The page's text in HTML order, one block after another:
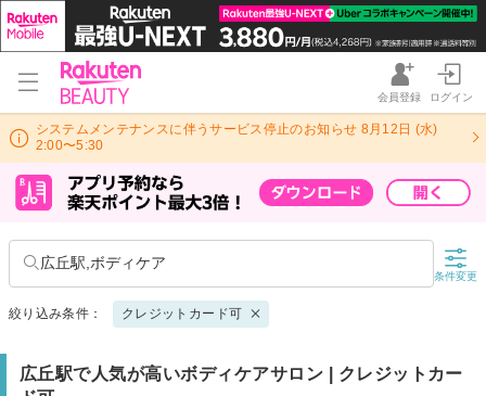
会員登録 ログイン
システムメンテナンスに伴うサービス停止のお知らせ 8月12日 (水)
2:00〜5:30
広丘駅,ボディケア
条件変更
絞り込み条件： クレジットカード可
広丘駅で人気が高いボディケアサロン | クレジットカー